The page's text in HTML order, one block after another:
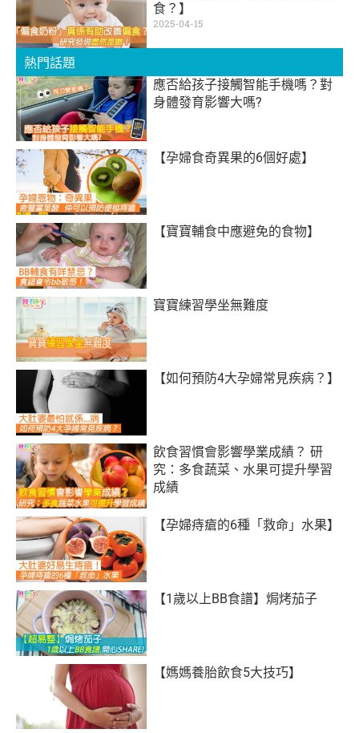
食？】
2025-04-15
熱門話題
應否給孩子接觸智能手機嗎？對
身體發育影響大嗎?
【孕婦食奇異果的6個好處】
【寶寶輔食中應避免的食物】
寶寶練習學坐無難度
【如何預防4大孕婦常見疾病？】
飲食習慣會影響學業成績？ 研
究：多食蔬菜、水果可提升學習
成績
【孕婦痔瘡的6種「救命」水果】
【1歲以上BB食譜】焗烤茄子
【媽媽養胎飲食5大技巧】